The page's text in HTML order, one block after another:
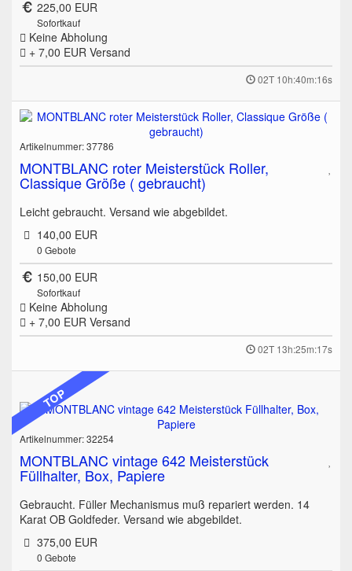
225,00 EUR
Sofortkauf
Keine Abholung
+ 7,00 EUR Versand
02T 10h:40m:16s
Artikelnummer: 37786
MONTBLANC roter Meisterstück Roller,
Classique Größe ( gebraucht)
Leicht gebraucht. Versand wie abgebildet.
140,00 EUR
0 Gebote
150,00 EUR
Sofortkauf
Keine Abholung
+ 7,00 EUR Versand
02T 13h:25m:17s
TOP
Artikelnummer: 32254
MONTBLANC vintage 642 Meisterstück
Füllhalter, Box, Papiere
Gebraucht. Füller Mechanismus muß repariert werden. 14
Karat OB Goldfeder. Versand wie abgebildet.
375,00 EUR
0 Gebote